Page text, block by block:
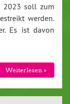
2023 soll zum
werden.
Es ist davon
Weiterlesen »